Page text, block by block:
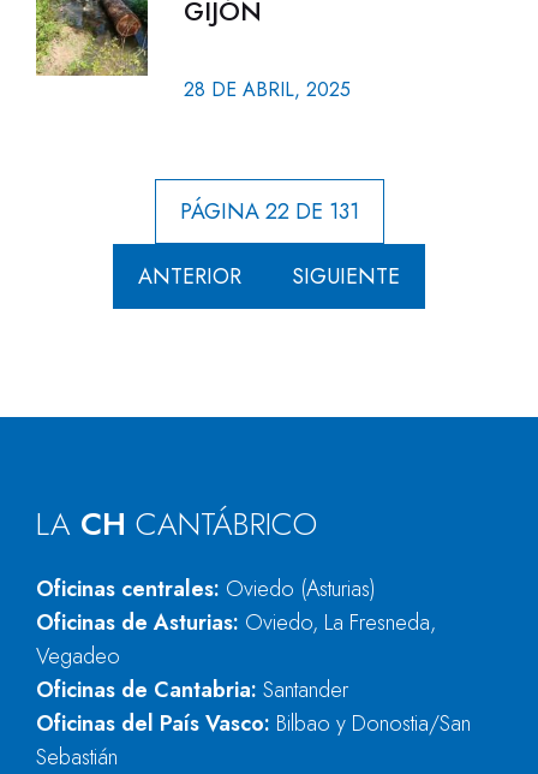
GIJÓN
28 DE ABRIL, 2025
PÁGINA 22 DE 131
ANTERIOR SIGUIENTE
LA CH CANTÁBRICO
Oficinas centrales: Oviedo (Asturias)
Oficinas de Asturias: Oviedo, La Fresneda,
Vegadeo
Oficinas de Cantabria: Santander
Oficinas del País Vasco: Bilbao y Donostia/San
Sebastián